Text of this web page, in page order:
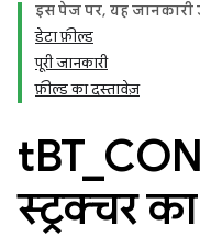
इस पेज पर, यह जानकारी
डेटा फ़ील्ड
पूरी जानकारी
फ़ील्ड का दस्तावेज़
tBT_
स्ट्रक्चर